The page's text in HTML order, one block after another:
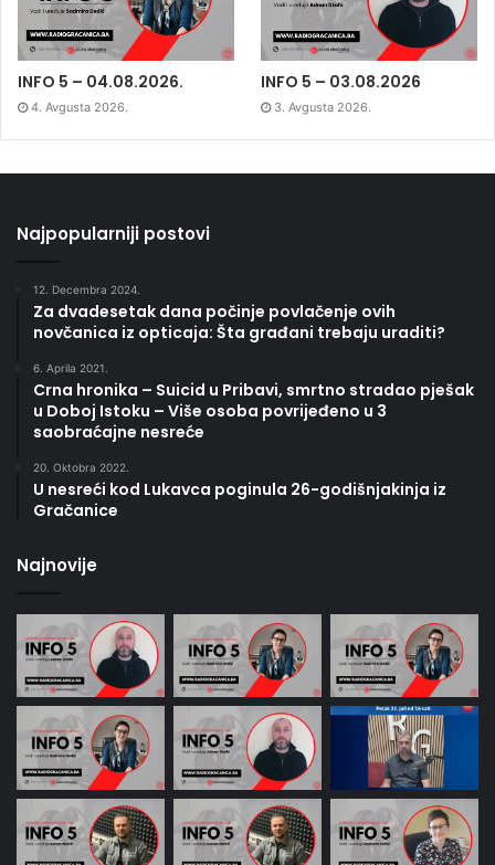
INFO 5 – 04.08.2026.
4. Avgusta 2026.
INFO 5 – 03.08.2026
3. Avgusta 2026.
Najpopularniji postovi
12. Decembra 2024.
Za dvadesetak dana počinje povlačenje ovih
novčanica iz opticaja: Šta građani trebaju uraditi?
6. Aprila 2021.
Crna hronika – Suicid u Pribavi, smrtno stradao pješak
u Doboj Istoku – Više osoba povrijeđeno u 3
saobraćajne nesreće
20. Oktobra 2022.
U nesreći kod Lukavca poginula 26-godišnjakinja iz
Gračanice
Najnovije